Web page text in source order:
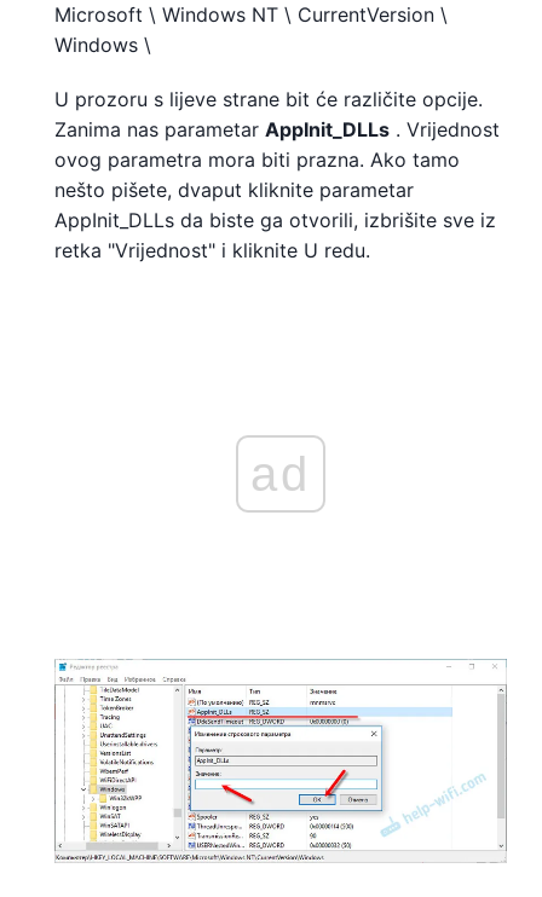
Microsoft \ Windows NT \ CurrentVersion \
Windows \
U prozoru s lijeve strane bit će različite opcije.
Zanima nas parametar AppInit_DLLs . Vrijednost
ovog parametra mora biti prazna. Ako tamo
nešto pišete, dvaput kliknite parametar
AppInit_DLLs da biste ga otvorili, izbrišite sve iz
retka "Vrijednost" i kliknite U redu.
ad